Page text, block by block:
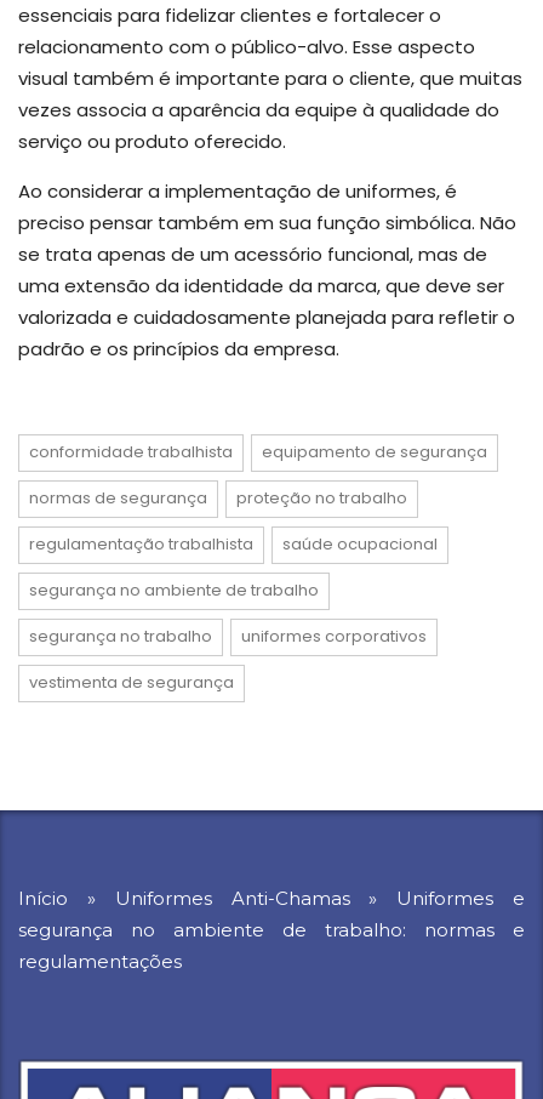
essenciais para fidelizar clientes e fortalecer o
relacionamento com o público-alvo. Esse aspecto
visual também é importante para o cliente, que muitas
vezes associa a aparência da equipe à qualidade do
serviço ou produto oferecido.
Ao considerar a implementação de uniformes, é
preciso pensar também em sua função simbólica. Não
se trata apenas de um acessório funcional, mas de
uma extensão da identidade da marca, que deve ser
valorizada e cuidadosamente planejada para refletir o
padrão e os princípios da empresa.
conformidade trabalhista
equipamento de segurança
normas de segurança
proteção no trabalho
regulamentação trabalhista
saúde ocupacional
segurança no ambiente de trabalho
segurança no trabalho
uniformes corporativos
vestimenta de segurança
Início » Uniformes Anti-Chamas» Uniformes e
segurança no ambiente de trabalho: normas e
regulamentações